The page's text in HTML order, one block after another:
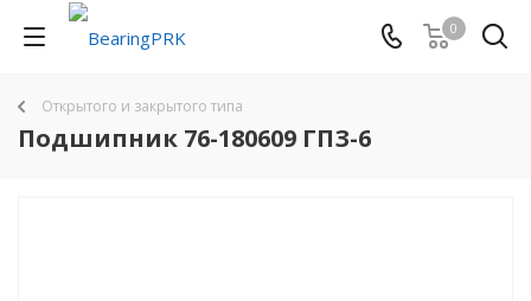
0
Открытого и закрытого типа
Подшипник 76-180609 ГПЗ-6